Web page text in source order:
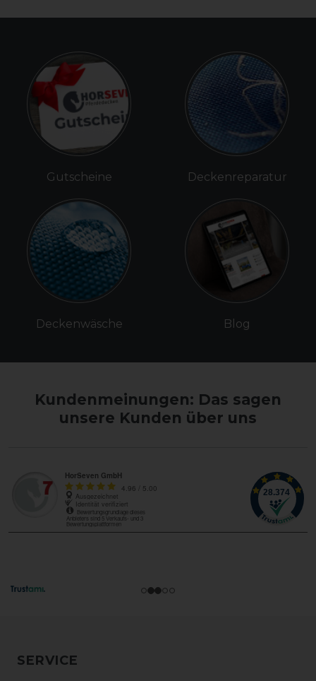
Gutscheine
Deckenwäsche
Deckenreparatur
Blog
Kundenmeinungen: Das sagen
unsere Kunden über uns
SERVICE